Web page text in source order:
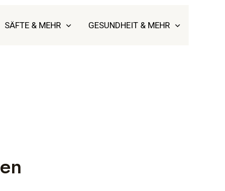
SÄFTE & MEHR GESUNDHEIT & MEHR